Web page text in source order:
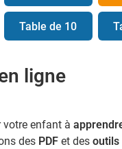
Table de 10
ligne
votre enfant à
des PDF et desoutils